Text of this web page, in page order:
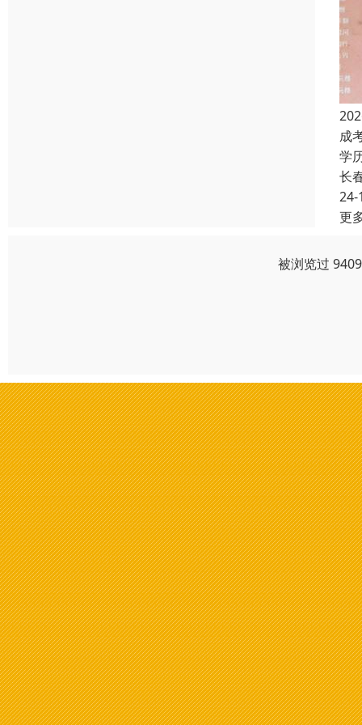
成
学
长
24-
更
被浏览过